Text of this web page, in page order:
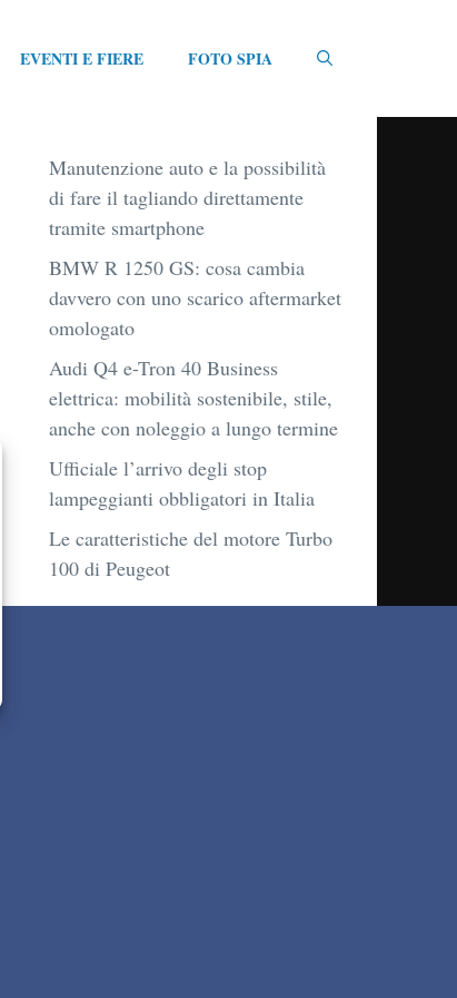
EVENTI E FIERE FOTO SPIA
Manutenzione auto e la possibilità
di fare il tagliando direttamente
tramite smartphone
BMW R 1250 GS: cosa cambia
davvero con uno scarico aftermarket
omologato
Audi Q4 e-Tron 40 Business
elettrica: mobilità sostenibile, stile,
anche con noleggio a lungo termine
Ufficiale l’arrivo degli stop
lampeggianti obbligatori in Italia
Le caratteristiche del motore Turbo
100 di Peugeot